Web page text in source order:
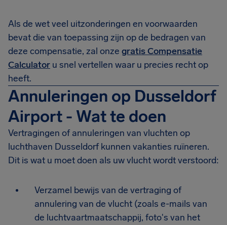
Als de wet veel uitzonderingen en voorwaarden
bevat die van toepassing zijn op de bedragen van
deze compensatie, zal onze gratis Compensatie
Calculator u snel vertellen waar u precies recht op
heeft.
Annuleringen op Dusseldorf
Airport - Wat te doen
Vertragingen of annuleringen van vluchten op
luchthaven Dusseldorf kunnen vakanties ruïneren.
Dit is wat u moet doen als uw vlucht wordt verstoord:
Verzamel bewijs van de vertraging of
annulering van de vlucht (zoals e-mails van
de luchtvaartmaatschappij, foto's van het